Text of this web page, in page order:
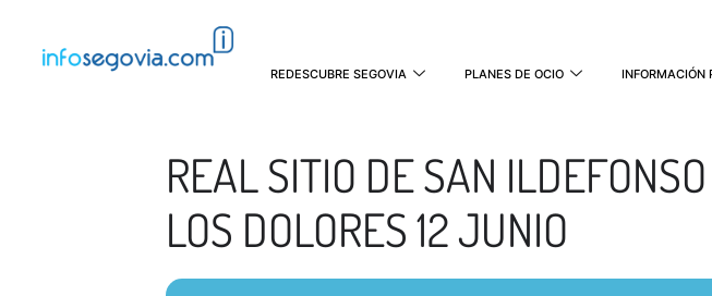
REDESCUBRE SEGOVIA PLANES DE OCIO INFORMACIÓN
REAL SITIO DE SAN
LOS DOLORES 12 JUNIO